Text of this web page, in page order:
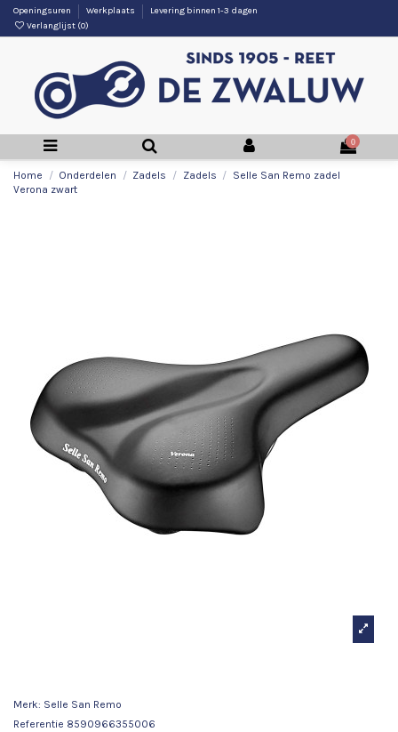
Openingsuren Werkplaats
Levering binnen 1-3 dagen
Verlanglijst (0)
0
Home Onderdelen Zadels Zadels
Selle San Remo zadel
Verona zwart
Merk: Selle San Remo
Referentie 8590966355006